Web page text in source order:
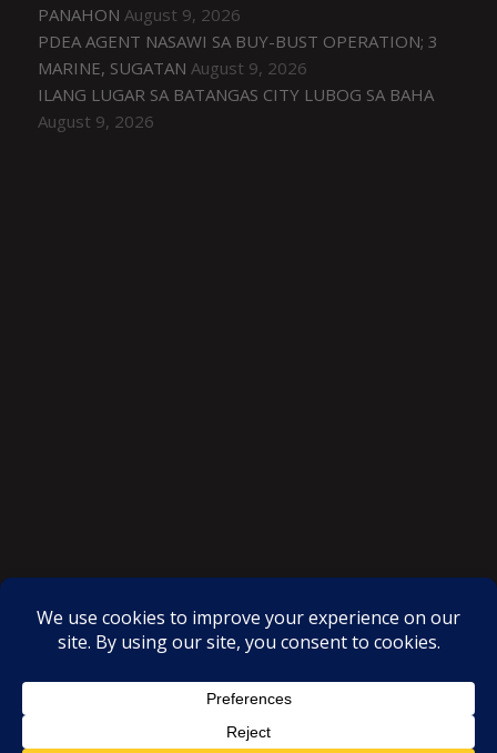
PANAHON August 9, 2026
PDEA AGENT NASAWI SA BUY-BUST OPERATION; 3
MARINE, SUGATAN August 9, 2026
ILANG LUGAR SA BATANGAS CITY LUBOG SA BAHA
August 9, 2026